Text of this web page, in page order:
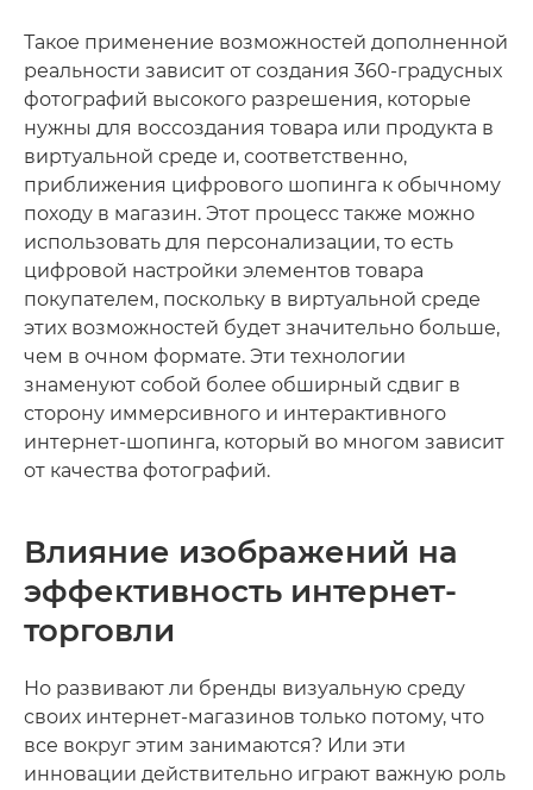
Такое применение возможностей дополненной
реальности зависит от создания 360-градусных
фотографий высокого разрешения, которые
нужны для воссоздания товара или продукта в
виртуальной среде и, соответственно,
приближения цифрового шопинга к обычному
походу в магазин. Этот процесс также можно
использовать для персонализации, то есть
цифровой настройки элементов товара
покупателем, поскольку в виртуальной среде
этих возможностей будет значительно больше,
чем в очном формате. Эти технологии
знаменуют собой более обширный сдвиг в
сторону иммерсивного и интерактивного
интернет-шопинга, который во многом зависит
от качества фотографий.
Влияние изображений на
эффективность интернет-
торговли
Но развивают ли бренды визуальную среду
своих интернет-магазинов только потому, что
все вокруг этим занимаются? Или эти
инновации действительно играют важную роль